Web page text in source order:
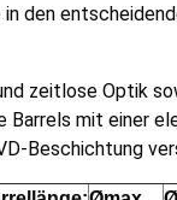
den
zeitlose Optik
Barrels mit einer
Beschichtung